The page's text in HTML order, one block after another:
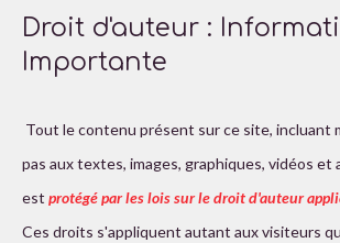
é
t
o
Droit d'auteur :
Importante
Tout le contenu présent sur ce site, incluant
pas aux textes, images, graphiques, vidéos et
est protégé par les lois sur le droit d'auteur
Ces droits s'appliquent autant aux visiteurs